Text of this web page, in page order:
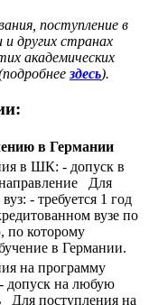
поступление в
и других странах
академических
здесь).
в Германии
в ШК: - допуск в
Для
- требуется 1 год
вузе по
по которому
в Германии.
на программу
допуск на любую
Для поступления на